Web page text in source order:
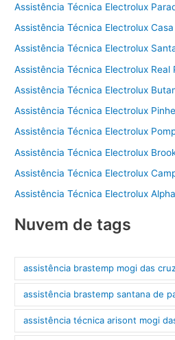
Assistência Técnica Electrolux
Assistência Técnica Electrolux
Assistência Técnica Electrolux
Assistência Técnica Electrolux Real
Assistência Técnica Electrolux
Assistência Técnica Electrolux
Assistência Técnica Electrolux
Assistência Técnica Electrolux
Assistência Técnica Electrolux
Assistência Técnica Electrolux
Nuvem de tags
assistência brastemp mogi das
assistência brastemp santana de
assistência técnica arisont mogi